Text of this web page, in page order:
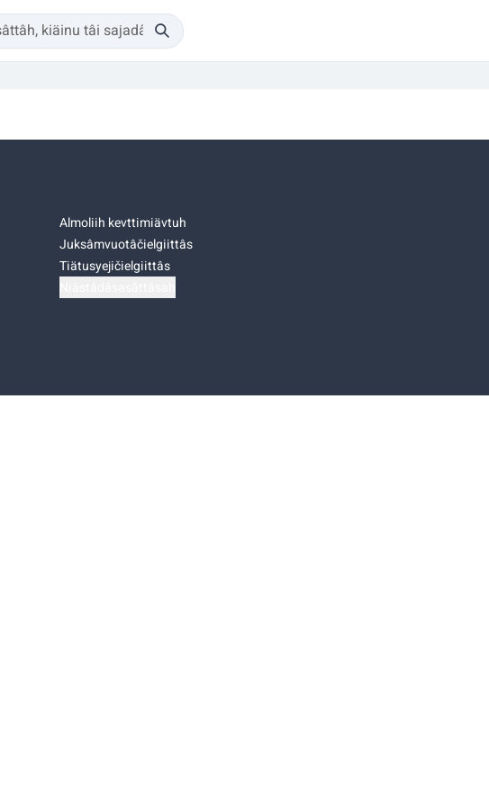
Almoliih kevttimiävtuh
Juksâmvuotâčielgiittâs
Tiätusyejičielgiittâs